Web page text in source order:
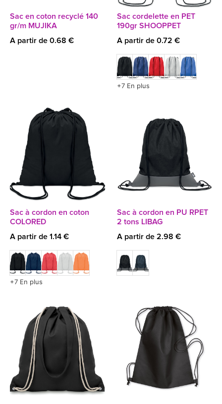
Sac en coton recyclé 140
gr/m MUJIKA
A partir de 0.68 €
Sac cordelette en PET
190gr SHOOPPET
A partir de 0.72 €
+7 En plus
Sac à cordon en coton
COLORED
A partir de 1.14 €
+7 En plus
Sac à cordon en PU RPET
2 tons LIBAG
A partir de 2.98 €